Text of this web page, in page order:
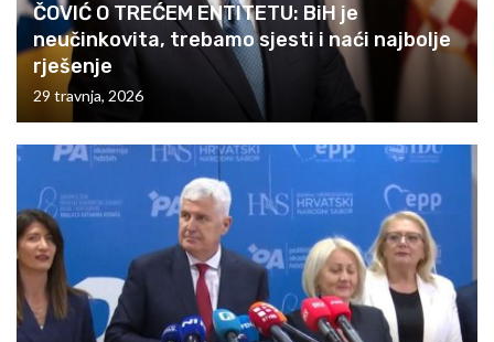
ČOVIĆ O TREĆEM ENTITETU: BiH je
neučinkovita, trebamo sjesti i naći najbolje
rješenje
29 travnja, 2026